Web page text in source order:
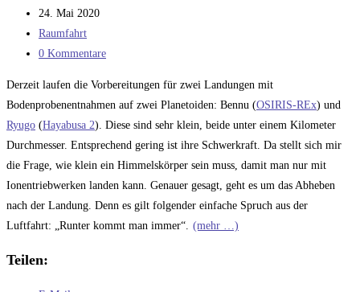
Autor:
Beitrag
veröffentlicht:
24. Mai 2020
Beitrags-
Kategorie:
Raumfahrt
Beitrags-
0 Kommentare
Derzeit laufen die Vorbereitungen für zwei Landungen mit
Bodenprobenentnahmen auf zwei Planetoiden: Bennu (OSIRIS-REx) und
Ryugo (Hayabusa 2). Diese sind sehr klein, beide unter einem Kilometer
Durchmesser. Entsprechend gering ist ihre Schwerkraft. Da stellt sich mir
die Frage, wie klein ein Himmelskörper sein muss, damit man nur mit
Ionentriebwerken landen kann. Genauer gesagt, geht es um das Abheben
nach der Landung. Denn es gilt folgender einfache Spruch aus der
Luftfahrt: „Runter kommt man immer“. (mehr …)
Teilen: